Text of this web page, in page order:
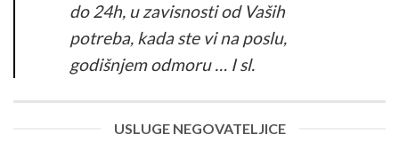
do 24h, u zavisnosti od Vaših
potreba, kada ste vi na poslu,
godišnjem odmoru … I sl.
USLUGE NEGOVATELJICE